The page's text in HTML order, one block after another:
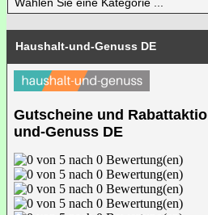
Haushalt-und-Genuss DE
Gutscheine und
und-Genuss DE